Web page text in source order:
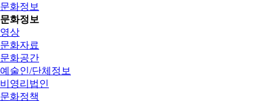
문화정보
문화정보
영상
문화자료
문화공간
예술인/단체정보
비영리법인
문화정책